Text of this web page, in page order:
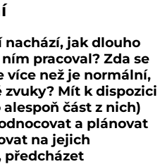
nachází, jak dlouho
pracoval? Zda se
více než je normální,
zvuky? Mít k dispozici
část z nich)
a plánovat
na jejich
předcházet